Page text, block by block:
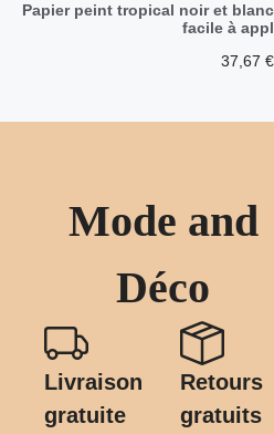
Papier peint tropical noir et
facile à
37,67 €
Mode and
Déco
Livraison
gratuite
Retours
gratuits